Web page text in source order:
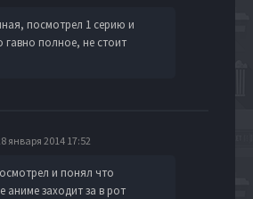
посмотрел 1 серию и
гавно полное, не стоит
января 2014 17:52
и понял что
аниме заходит за в рот